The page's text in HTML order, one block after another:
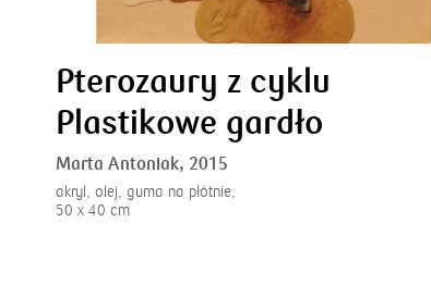
Pterozaury z cyklu
Plastikowe gardło
Marta Antoniak, 2015
akryl, olej, guma na płótnie,
50 x 40 cm